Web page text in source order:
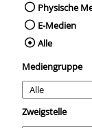
Physische
E-Medien
Alle
Mediengruppe
Zweigstelle